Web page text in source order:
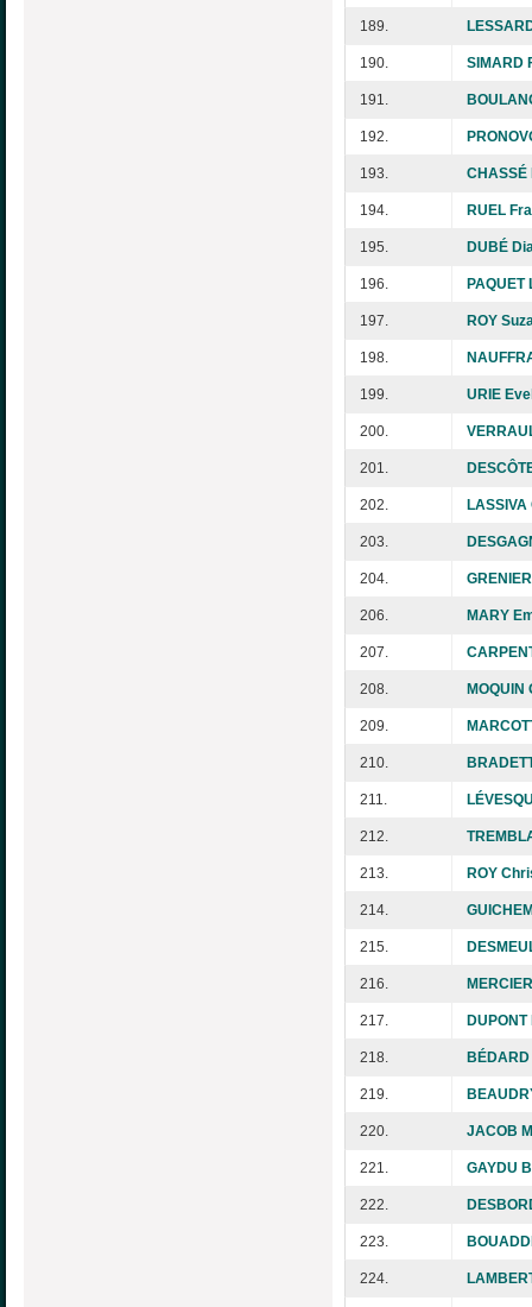
189.
190. SIMARD
191.
192.
193. CHASSÉ
194. RUEL
195. DUBÉ
196. PAQUET
197. ROY
198.
199. URIE
200.
201.
202.
203.
204.
206. MARY
207.
208. MOQUIN
209.
210.
211.
212.
213. ROY
214.
215.
216.
217.
218.
219.
220. JACOB
221. GAYDU
222.
223.
224.